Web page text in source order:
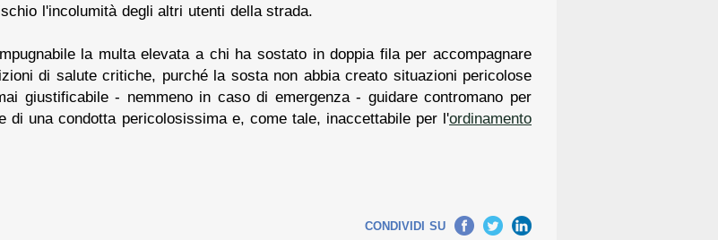
l'incolumità degli altri utenti della strada.
la multa elevata a chi ha sostato in doppia fila per accompagnare
di salute critiche, purché la sosta non abbia creato situazioni pericolose
giustificabile - nemmeno in caso di emergenza - guidare contromano per
di una condotta pericolosissima e, come tale, inaccettabile per l'ordinamento
CONDIVIDI SUFacebookTwitterLinkedIn